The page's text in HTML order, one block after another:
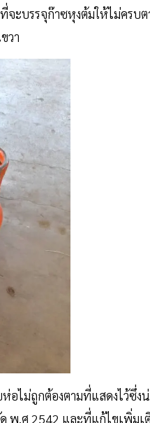
ะบรรจุก๊าซหุงต้มให้ไม่ครบต
วา
ไม่ถูกต้องตามที่แสดงไว้ซึ่ง
พ.ศ 2542 และที่แก้ไขเพิ่มเ